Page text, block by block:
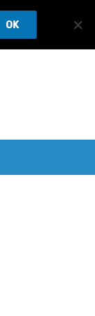
OK